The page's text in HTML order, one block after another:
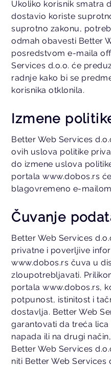
Ukoliko korisnik smatra
dostavio koriste
suprotno zakonu,
odmah obavesti Better
posredstvom e-maila
Services d.o.o. će
radnje kako bi se
korisnika otklonila.
Izmene
Better Web Services
ovih uslova politike
do izmene uslova
portala www.dobos.rs
blagovremeno e-
Čuvanje
Better Web Services
privatne i poverljive
www.dobos.rs čuva u
zloupotrebljavati.
portala www.dobos.rs,
potpunost, istinitost i
dostavlja. Better Web
garantovati da treća
napada ili na drugi
Better Web Services
niti Better Web